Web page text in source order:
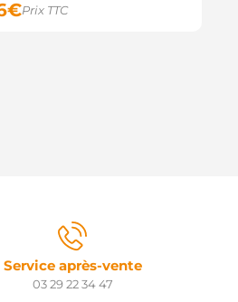
€Prix TTC
Service après-vente
03 29 22 34 47